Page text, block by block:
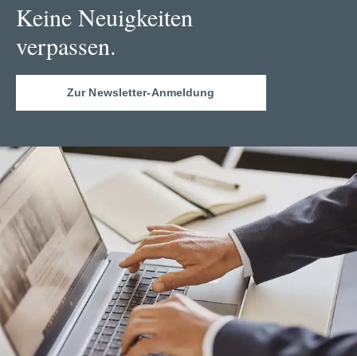
Keine Neuigkeiten
verpassen.
Zur Newsletter-Anmeldung